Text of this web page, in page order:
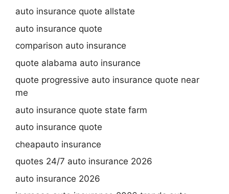
auto insurance quote allstate
auto insurance quote
comparison auto insurance
quote alabama auto insurance
quote progressive auto insurance quote near
me
auto insurance quote state farm
auto insurance quote
cheapauto insurance
quotes 24/7 auto insurance 2026
auto insurance 2026